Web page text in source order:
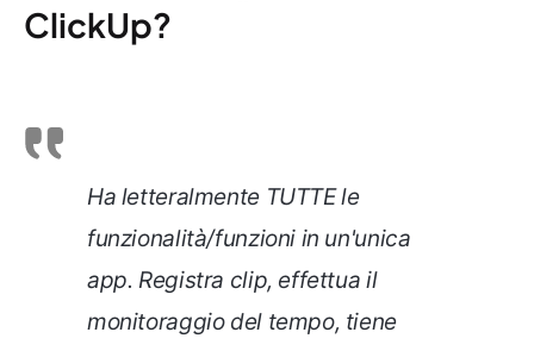
ClickUp?
Ha letteralmente TUTTE le
funzionalità/funzioni in un'unica
app. Registra clip, effettua il
monitoraggio del tempo, tiene